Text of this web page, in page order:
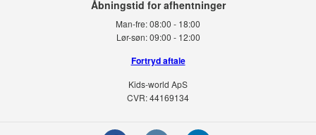
Man-fre:08:00 - 18:00
Lør-søn:09:00 - 12:00
Fortryd aftale
Kids-world ApS
CVR: 44169134